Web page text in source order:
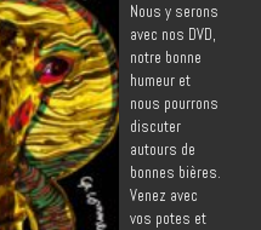
Nous y serons
avec nos DVD,
notre bonne
humeur et
nous pourrons
discuter
autours de
bonnes bières.
Venez avec
vos potes et